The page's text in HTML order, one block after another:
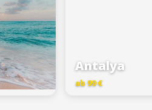
Antalya
ab 99 €